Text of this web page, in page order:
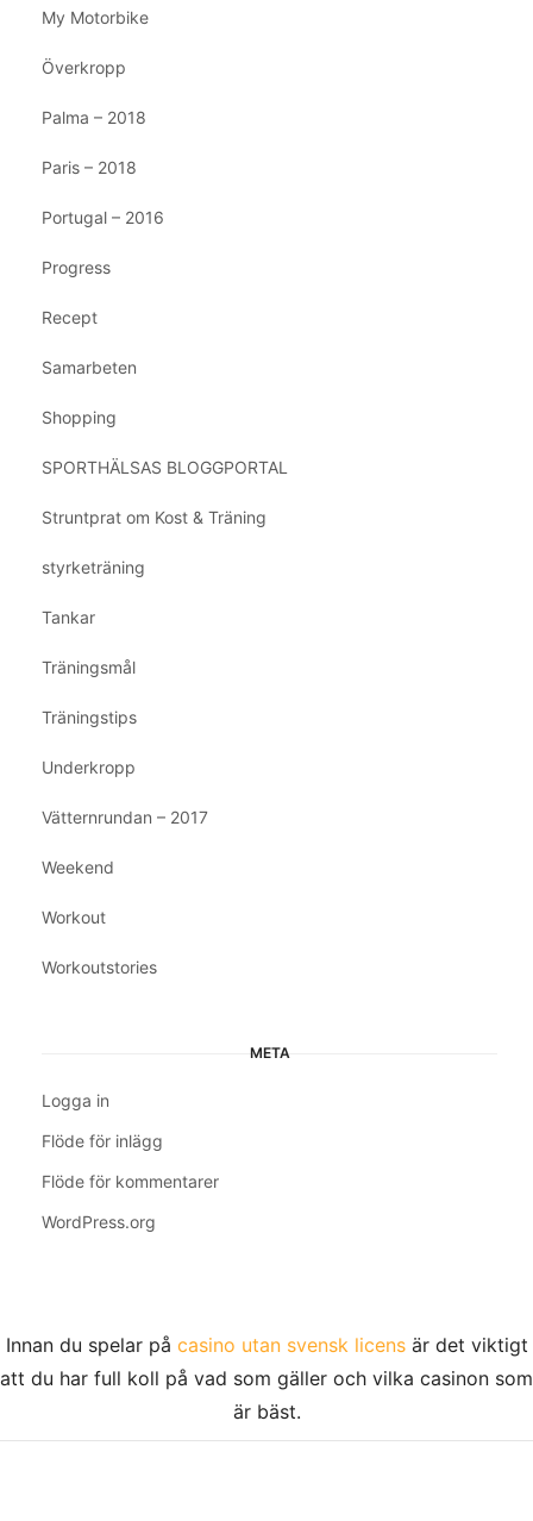
My Motorbike
Överkropp
Palma – 2018
Paris – 2018
Portugal – 2016
Progress
Recept
Samarbeten
Shopping
SPORTHÄLSAS BLOGGPORTAL
Struntprat om Kost & Träning
styrketräning
Tankar
Träningsmål
Träningstips
Underkropp
Vätternrundan – 2017
Weekend
Workout
Workoutstories
META
Logga in
Flöde för inlägg
Flöde för kommentarer
WordPress.org
Innan du spelar på casino utan svensk licensär det viktigt
att du har full koll på vad som gäller och vilka casinon som
är bäst.